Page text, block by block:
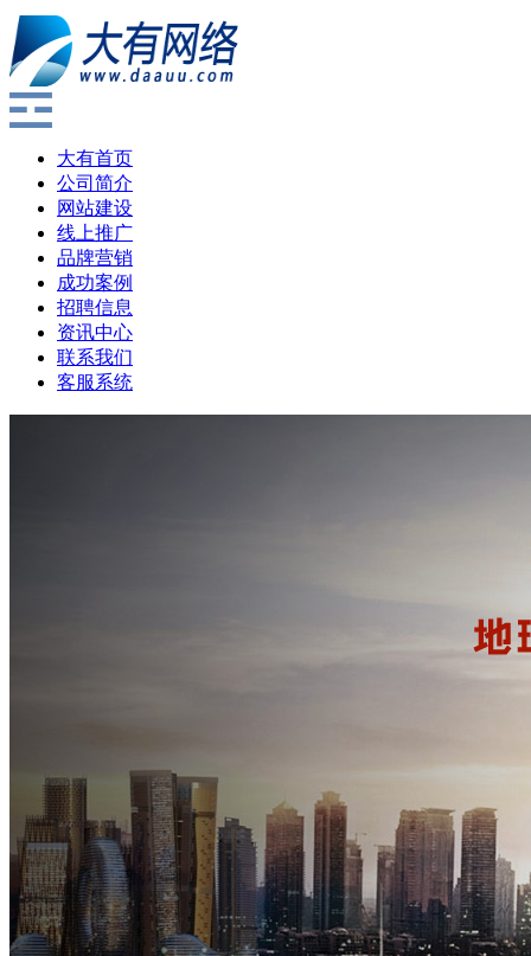
大有首页
公司简介
网站建设
线上推广
品牌营销
成功案例
招聘信息
资讯中心
联系我们
客服系统